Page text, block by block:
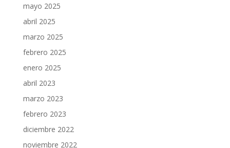
mayo 2025
abril 2025
marzo 2025
febrero 2025
enero 2025
abril 2023
marzo 2023
febrero 2023
diciembre 2022
noviembre 2022